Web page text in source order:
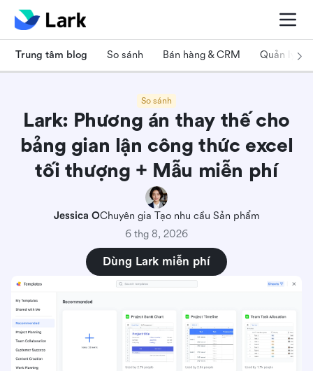
Trung tâm blog So sánh Bán hàng & CRM Quản lý dự
So sánh
Lark: Phương án thay thế cho
bảng gian lận công thức excel
tối thượng + Mẫu miễn phí
Jessica OChuyên gia Tạo nhu cầu Sản phẩm
6 thg 8, 2026
Dùng Lark miễn phí